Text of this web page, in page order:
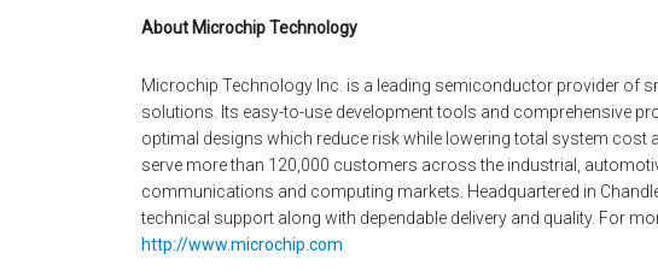
About Microchip Technology
Microchip Technology Inc. is a leading semiconductor provider of
solutions. Its easy-to-use development tools and comprehensive
optimal designs which reduce risk while lowering total system cost
serve more than 120,000 customers across the industrial,
communications and computing markets. Headquartered in
technical support along with dependable delivery and quality. For
http://www.microchip.com